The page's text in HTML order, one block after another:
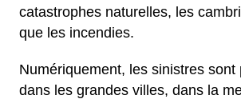
catastrophes naturelles, les
que les incendies.
Numériquement, les sinistres sont
dans les grandes villes, dans la